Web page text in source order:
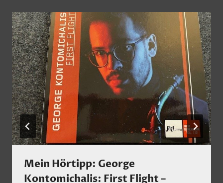
Mein Hörtipp: George
Kontomichalis: First Flight –